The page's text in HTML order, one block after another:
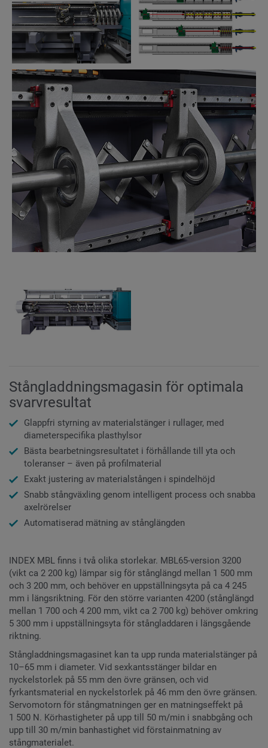
Stångladdningsmagasin för optimala
svarvresultat
Glappfri styrning av materialstänger i rullager, med
diameterspecifika plasthylsor
Bästa bearbetningsresultatet i förhållande till yta och
toleranser – även på profilmaterial
Exakt justering av materialstången i spindelhöjd
Snabb stångväxling genom intelligent process och snabba
axelrörelser
Automatiserad mätning av stånglängden
INDEX MBL finns i två olika storlekar. MBL65-version 3200
(vikt ca 2 200 kg) lämpar sig för stånglängd mellan 1 500 mm
och 3 200 mm, och behöver en uppställningsyta på ca 4 245
mm i längsriktning. För den större varianten 4200 (stånglängd
mellan 1 700 och 4 200 mm, vikt ca 2 700 kg) behöver omkring
5 300 mm i uppställningsyta för stångladdaren i längsgående
riktning.
Stångladdningsmagasinet kan ta upp runda materialstänger på
10–65 mm i diameter. Vid sexkantsstänger bildar en
nyckelstorlek på 55 mm den övre gränsen, och vid
fyrkantsmaterial en nyckelstorlek på 46 mm den övre gränsen.
Servomotorn för stångmatningen ger en matningseffekt på
1 500 N. Körhastigheter på upp till 50 m/min i snabbgång och
upp till 30 m/min banhastighet vid förstainmatning av
stångmaterialet.